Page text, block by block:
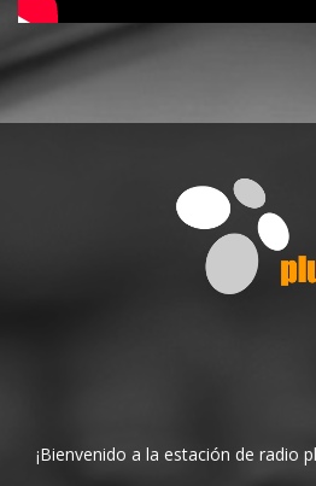
¡Bienvenido a la estación de radio